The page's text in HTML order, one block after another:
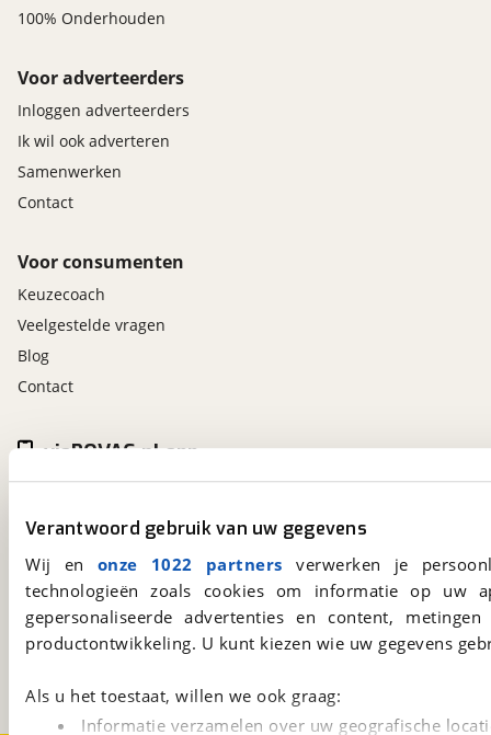
Verantwoord gebruik van uw gegevens
Wij en onze 1022 partners verwerken je
technologieën zoals cookies om informatie op
gepersonaliseerde advertenties en content,
productontwikkeling. U kunt kiezen wie uw gegevens
Als u het toestaat, willen we ook graag:
Informatie verzamelen over uw geografische
100% Onderhouden
Voor adverteerders
Inloggen adverteerders
Ik wil ook adverteren
Samenwerken
Contact
Voor consumenten
Keuzecoach
Veelgestelde vragen
Blog
Contact
viaBOVAG.nl
Kosterijland
15
3981 AJBunnik
viaBOVAG.nl app
Altijd het meest recente aanbod bij de hand.